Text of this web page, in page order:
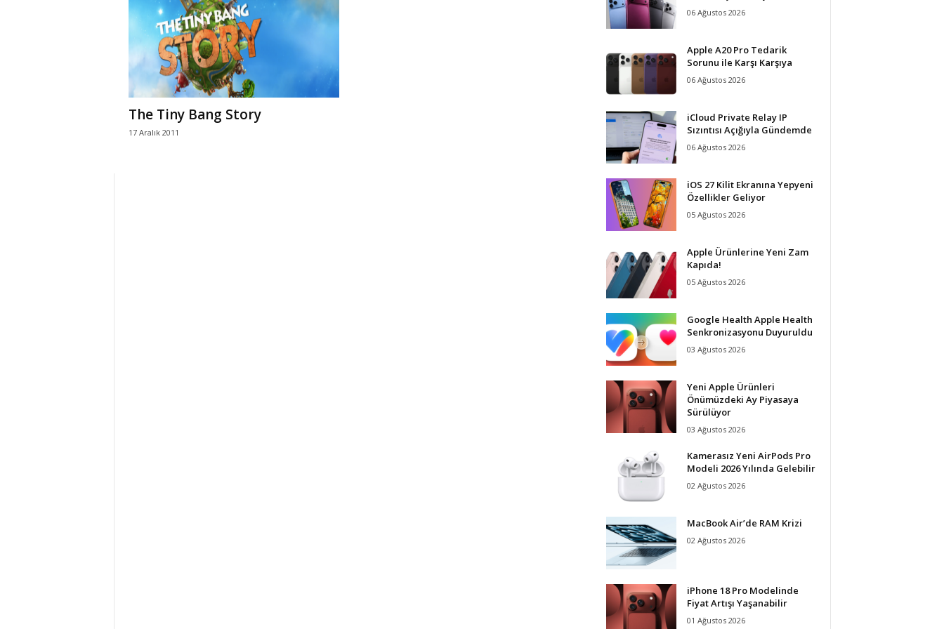
r
l
The Tiny Bang Story
17 Aralık 2011
06 Ağustos 2026
Apple A20 Pro Tedarik
Sorunu ile Karşı Karşıya
06 Ağustos 2026
iCloud Private Relay IP
Sızıntısı Açığıyla Gündemde
06 Ağustos 2026
iOS 27 Kilit Ekranına Yepyeni
Özellikler Geliyor
05 Ağustos 2026
Apple Ürünlerine Yeni Zam
Kapıda!
05 Ağustos 2026
Google Health Apple Health
Senkronizasyonu Duyuruldu
03 Ağustos 2026
Yeni Apple Ürünleri
Önümüzdeki Ay Piyasaya
Sürülüyor
03 Ağustos 2026
Kamerasız Yeni AirPods Pro
Modeli 2026 Yılında Gelebilir
02 Ağustos 2026
MacBook Air’de RAM Krizi
02 Ağustos 2026
iPhone 18 Pro Modelinde
Fiyat Artışı Yaşanabilir
01 Ağustos 2026